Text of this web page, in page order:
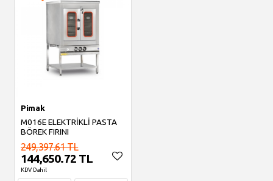
Pimak
M016E ELEKTRİKLİ PASTA
BÖREK FIRINI
249,397.61 TL
144,650.72 TL
KDV Dahil